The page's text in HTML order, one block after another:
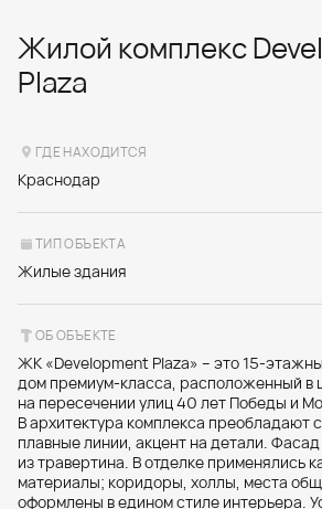
Жилой комплекс
Plaza
ГДЕ НАХОДИТСЯ
Краснодар
ТИП ОБЪЕКТА
Жилые здания
ОБ ОБЪЕКТЕ
ЖК «Development Plaza» – это 15-
дом премиум-класса, расположенный в
на пересечении улиц 40 лет Победы и
В архитектура комплекса преобладают
плавные линии, акцент на детали.
из травертина. В отделке применялись
материалы; коридоры, холлы, места
оформлены в едином стиле интерьера.